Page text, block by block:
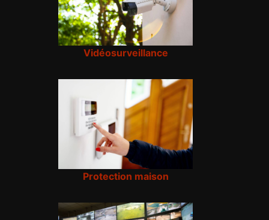
Vidéosurveillance
Protection maison